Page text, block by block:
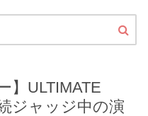
】ULTIMATE
ジャッジ中の演